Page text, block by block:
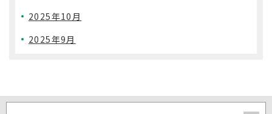
2025年10月
2025年9月